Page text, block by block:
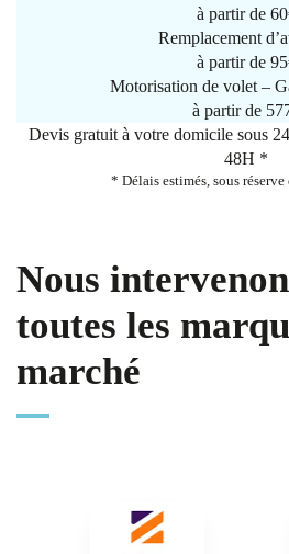
à partir de
Remplacement
à partir de
Motorisation de volet –
à partir de
Devis gratuit à votre domicile sous
48H *
* Délais estimés, sous
Nous
toutes les
marché